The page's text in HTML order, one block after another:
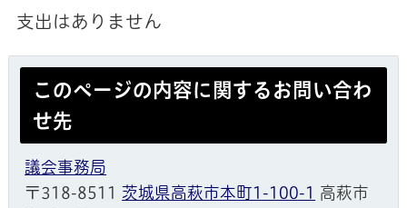
支出はありません
このページの内容に関するお問い合わ
せ先
議会事務局
〒318-8511 茨城県高萩市本町1-100-1 高萩市